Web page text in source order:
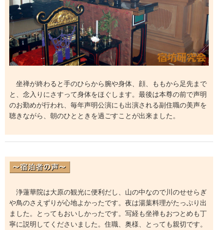
坐禅が終わると手のひらから腕や身体、顔、ももから足先まで
と、念入りにさすって身体をほぐします。最後は本尊の前で声明
のお勤めが行われ、毎年声明公演にも出演される副住職の美声を
聴きながら、朝のひとときを過ごすことが出来ました。
浄蓮華院は大原の観光に便利だし、山の中なので川のせせらぎ
や鳥のさえずりが心地よかったです。夜は湯葉料理がたっぷり出
ました。とってもおいしかったです。写経も坐禅もおつとめも丁
寧に説明してくださいました。住職、奥様、とっても親切です。